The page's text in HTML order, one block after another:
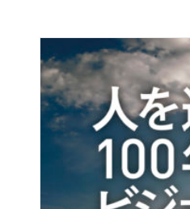
人の心を動かすようなコミュ
て大変参考になりました。
広島市 / 40代 / 女性
成功している人の話には共通
唐津市 / 30代 / 女性
当書を読み終えた時の感覚を
度も繰り返し読めるよう持ち